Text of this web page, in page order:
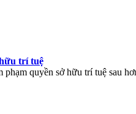
trí tuệ
quyền sở hữu trí tuệ sau